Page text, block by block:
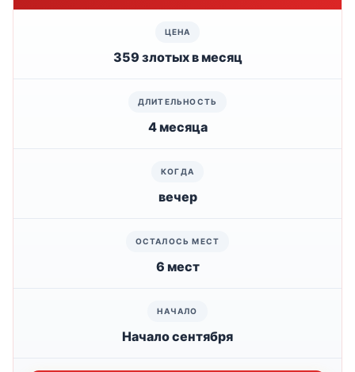
359 злотых в месяц
4 месяца
вечер
6 мест
Начало сентября